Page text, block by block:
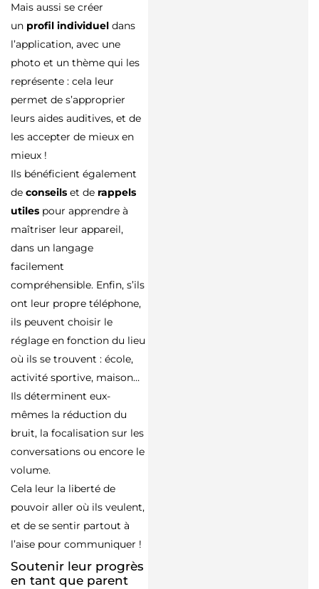
Mais aussi se créer
un profil individuel dans
l’application, avec une
photo et un thème qui les
représente : cela leur
permet de s’approprier
leurs aides auditives, et de
les accepter de mieux en
mieux !
Ils bénéficient également
de conseils et de rappels
utiles pour apprendre à
maîtriser leur appareil,
dans un langage
facilement
compréhensible. Enfin, s’ils
ont leur propre téléphone,
ils peuvent choisir le
réglage en fonction du lieu
où ils se trouvent : école,
activité sportive, maison…
Ils déterminent eux-
mêmes la réduction du
bruit, la focalisation sur les
conversations ou encore le
volume.
Cela leur la liberté de
pouvoir aller où ils veulent,
et de se sentir partout à
l’aise pour communiquer !
Soutenir leur progrès
en tant que parent